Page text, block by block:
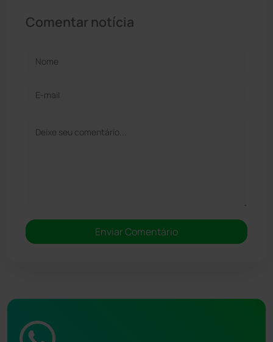
Comentar notícia